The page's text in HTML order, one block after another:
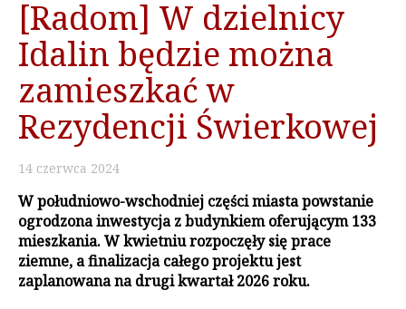
[Radom] W dzielnicy
Idalin będzie można
zamieszkać w
Rezydencji Świerkowej
14 czerwca 2024
W południowo-wschodniej części miasta powstanie
ogrodzona inwestycja z budynkiem oferującym 133
mieszkania. W kwietniu rozpoczęły się prace
ziemne, a finalizacja całego projektu jest
zaplanowana na drugi kwartał 2026 roku.